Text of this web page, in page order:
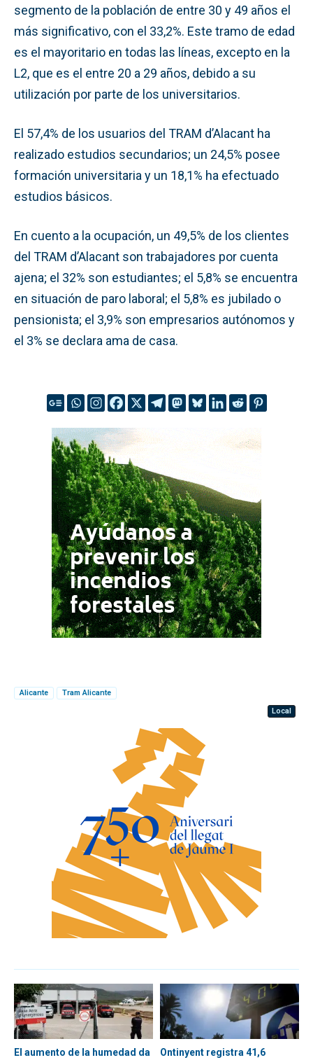
segmento de la población de entre 30 y 49 años el
más significativo, con el 33,2%. Este tramo de edad
es el mayoritario en todas las líneas, excepto en la
L2, que es el entre 20 a 29 años, debido a su
utilización por parte de los universitarios.
El 57,4% de los usuarios del TRAM d’Alacant ha
realizado estudios secundarios; un 24,5% posee
formación universitaria y un 18,1% ha efectuado
estudios básicos.
En cuento a la ocupación, un 49,5% de los clientes
del TRAM d’Alacant son trabajadores por cuenta
ajena; el 32% son estudiantes; el 5,8% se encuentra
en situación de paro laboral; el 5,8% es jubilado o
pensionista; el 3,9% son empresarios autónomos y
el 3% se declara ama de casa.
Alicante
Tram Alicante
Local
El aumento de la humedad da Ontinyent registra 41,6